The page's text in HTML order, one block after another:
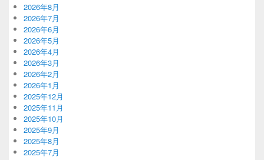
2026年8月
2026年7月
2026年6月
2026年5月
2026年4月
2026年3月
2026年2月
2026年1月
2025年12月
2025年11月
2025年10月
2025年9月
2025年8月
2025年7月